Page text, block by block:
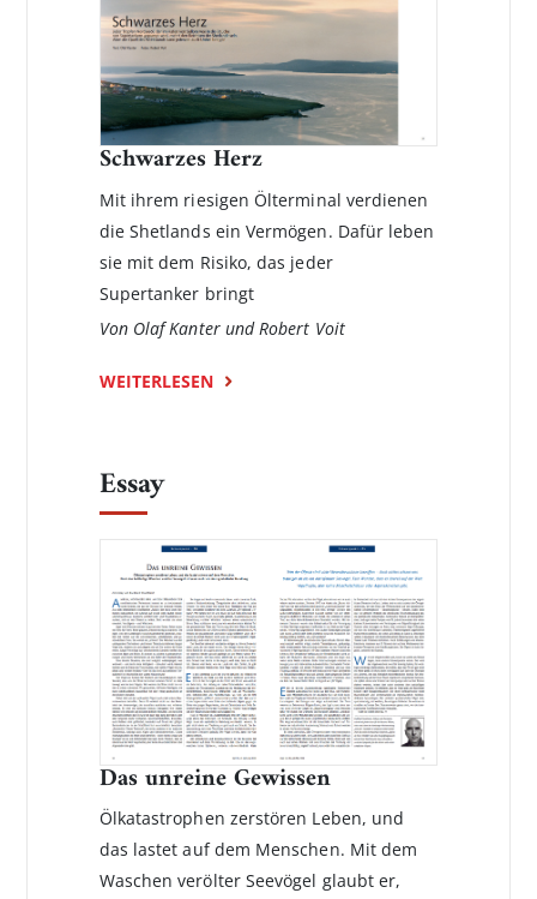
Schwarzes Herz
Mit ihrem riesigen Ölterminal verdienen
die Shetlands ein Vermögen. Dafür leben
sie mit dem Risiko, das jeder
Supertanker bringt
Von Olaf Kanter und Robert Voit
WEITERLESEN
Essay
Das unreine Gewissen
Ölkatastrophen zerstören Leben, und
das lastet auf dem Menschen. Mit dem
Waschen verölter Seevögel glaubt er,